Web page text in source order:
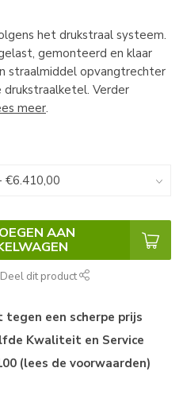
het drukstraal systeem.
gemonteerd en klaar
straalmiddel opvangtrechter
Verder
meer.
AAN
Deel dit product
een scherpe prijs
Kwaliteit en Service
(lees de voorwaarden)